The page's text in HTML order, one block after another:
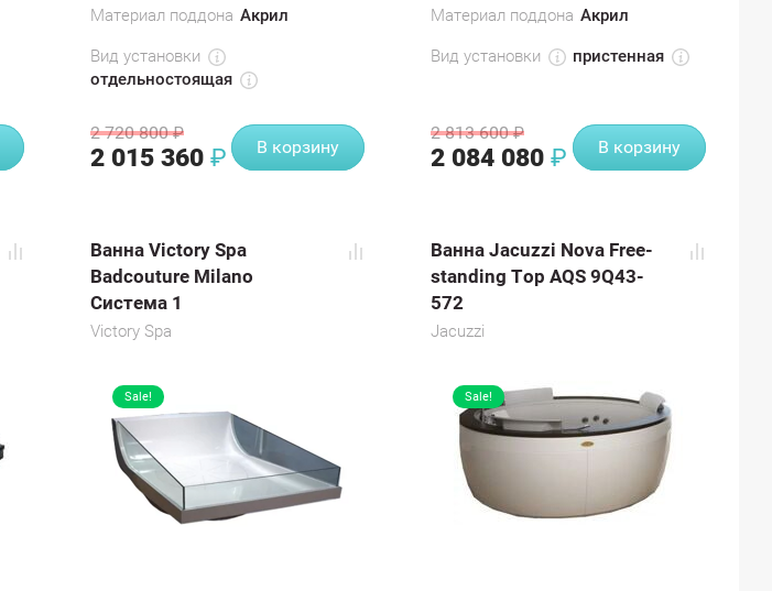
Материал поддона Акрил
Вид установки
отдельностоящая
2 720 800 ₽
2 015 360 ₽ В корзину
Материал поддона Акрил
Вид установки пристенная
2 813 600 ₽
2 084 080 ₽ В корзину
Ванна Victory Spa
Badcouture Milano
Система 1
Victory Spa
Sale!
Ванна Jacuzzi Nova Free-
standing Top AQS 9Q43-
572
Jacuzzi
Sale!